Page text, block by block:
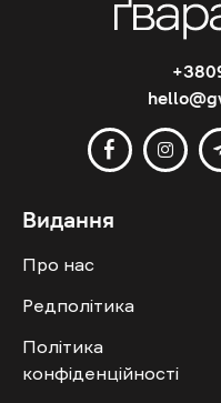
Видання
Про нас
Редполітика
Політика
конфіденційності